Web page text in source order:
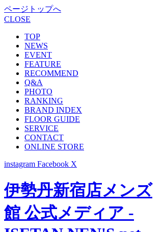
ページトップへ
CLOSE
TOP
NEWS
EVENT
FEATURE
RECOMMEND
Q&A
PHOTO
RANKING
BRAND INDEX
FLOOR GUIDE
SERVICE
CONTACT
ONLINE STORE
instagram Facebook X
伊勢丹新宿店メンズ
館 公式メディア -